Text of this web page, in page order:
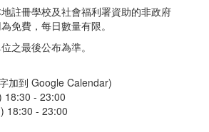
地註冊學校及社會福利署資助的非政府
免費，每日數量有限。
之最後公布為準。
加到 Google Calendar)
18:30 - 23:00
18:30 - 23:00